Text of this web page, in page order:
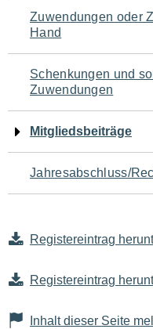
Zuwendungen oder
Hand
Schenkungen und
Zuwendungen
Mitgliedsbeiträge
Jahresabschluss/
Registereintrag
Registereintrag
Inhalt dieser Seite